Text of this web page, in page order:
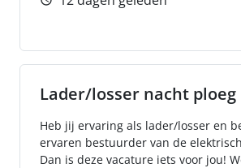
Lader/losser nacht ploeg
Heb jij ervaring als lader/losser en
ervaren bestuurder van de
Dan is deze vacature iets voor jou!